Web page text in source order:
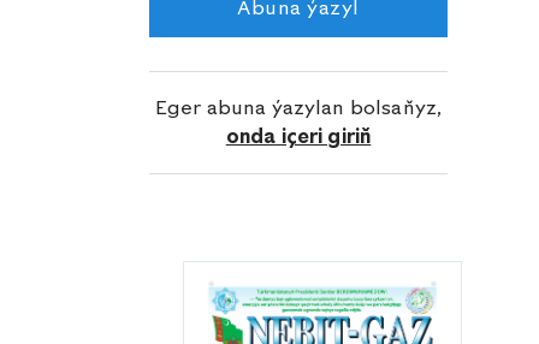
öňümizde goýlan wezipeleri üstünlikli
gürrüň berýär.
Abuna ýazyl
Eger abuna ýazylan bolsaňyz,
onda içeri giriň